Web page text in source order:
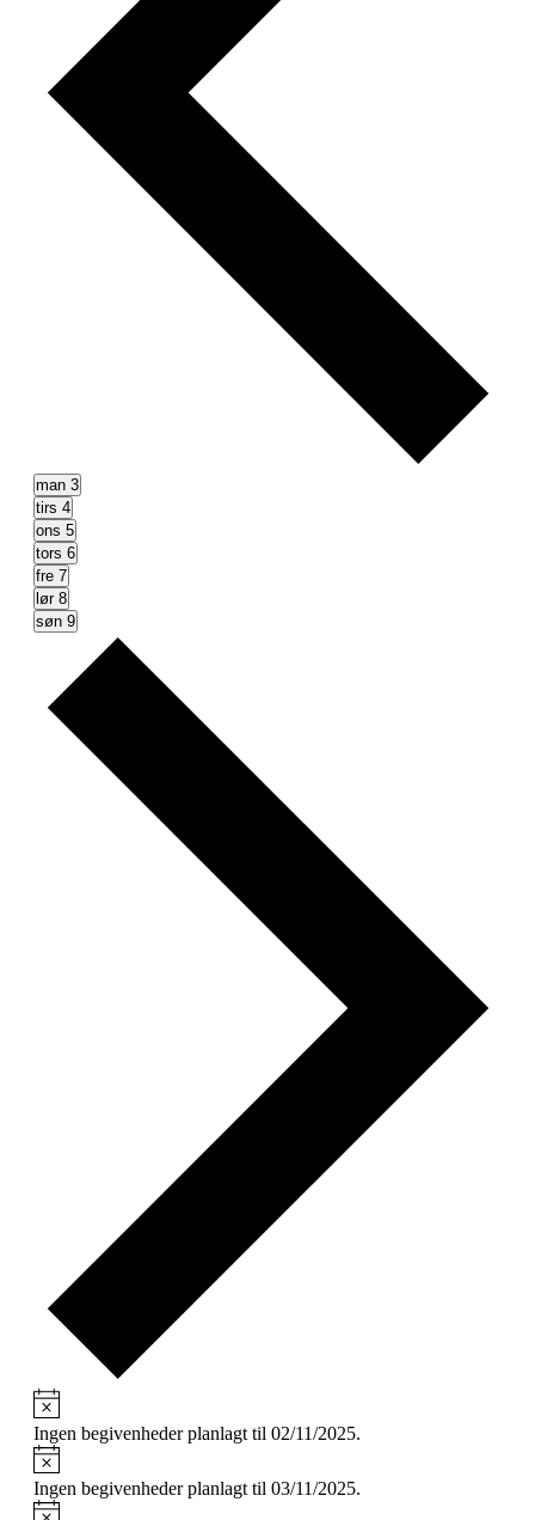
man 3
tirs 4
ons 5
tors 6
fre 7
lør 8
søn 9
Notice
Ingen begivenheder planlagt til 02/11/2025.
Notice
Ingen begivenheder planlagt til 03/11/2025.
Notice